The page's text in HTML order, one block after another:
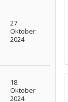
27.
Oktober
2024
18.
Oktober
2024